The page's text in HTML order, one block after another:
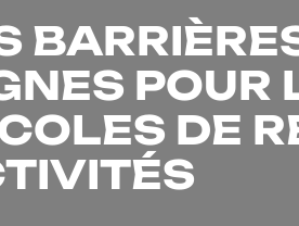
POUR
DE